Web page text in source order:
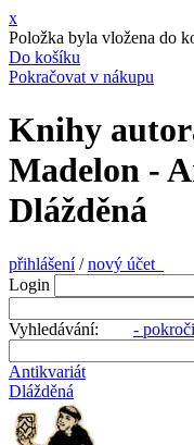
x
Položka byla vložena do
Do košíku
Pokračovat v nákupu
Knihy
Madelon -
Dlážděná
přihlášení/nový účet
Login
Vyhledávání: -
Antikvariát
Dlážděná